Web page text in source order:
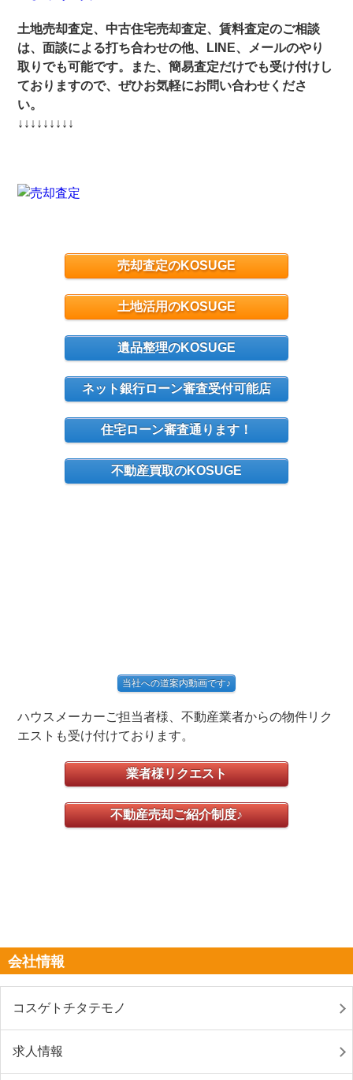
土地売却査定、中古住宅売却査定、賃料査定のご相談
は、面談による打ち合わせの他、LINE、メールのやり
取りでも可能です。また、簡易査定だけでも受け付けし
ておりますので、ぜひお気軽にお問い合わせくださ
い。
↓↓↓↓↓↓↓↓↓
売却査定のKOSUGE
土地活用のKOSUGE
遺品整理のKOSUGE
ネット銀行ローン審査受付可能店
住宅ローン審査通ります！
不動産買取のKOSUGE
当社への道案内動画です♪
ハウスメーカーご担当者様、不動産業者からの物件リク
エストも受け付けております。
業者様リクエスト
不動産売却ご紹介制度♪
会社情報
コスゲトチタテモノ
求人情報